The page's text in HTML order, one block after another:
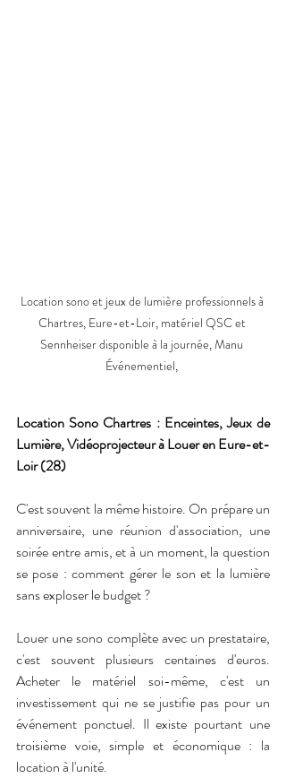
Location sono et jeux de lumière professionnels à
Chartres, Eure-et-Loir, matériel QSC et
Sennheiser disponible à la journée, Manu
Événementiel,
Location Sono Chartres : Enceintes, Jeux de
Lumière, Vidéoprojecteur à Louer en Eure-et-
Loir (28)
C'est souvent la même histoire. On prépare un
anniversaire, une réunion d'association, une
soirée entre amis, et à un moment, la question
se pose : comment gérer le son et la lumière
sans exploser le budget ?
Louer une sono complète avec un prestataire,
c'est souvent plusieurs centaines d'euros.
Acheter le matériel soi-même, c'est un
investissement qui ne se justifie pas pour un
événement ponctuel. Il existe pourtant une
troisième voie, simple et économique : la
location à l'unité.